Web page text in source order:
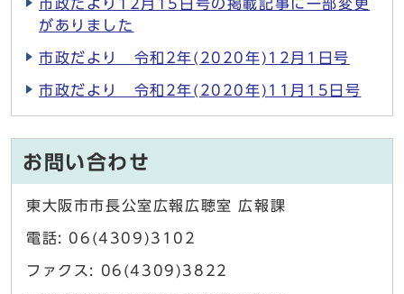
市政だより12月15日号の掲載記事に一部変更
がありました
市政だより 令和2年(2020年)12月1日号
市政だより 令和2年(2020年)11月15日号
お問い合わせ
東大阪市市長公室広報広聴室 広報課
電話: 06(4309)3102
ファクス: 06(4309)3822